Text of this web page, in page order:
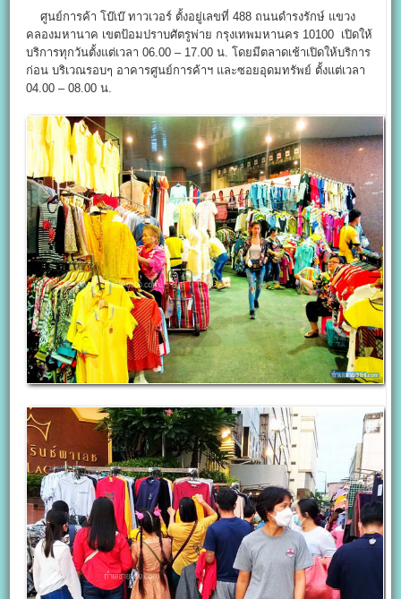
ศูนย์การค้า โบ๊เบ๊ ทาวเวอร์ ตั้งอยู่เลขที่ 488 ถนนดำรงรักษ์ แขวง
คลองมหานาค เขตป้อมปราบศัตรูพ่าย กรุงเทพมหานคร 10100 เปิดให้
บริการทุกวันตั้งแต่เวลา 06.00 – 17.00 น. โดยมีตลาดเช้าเปิดให้บริการ
ก่อน บริเวณรอบๆ อาคารศูนย์การค้าฯ และซอยอุดมทรัพย์ ตั้งแต่เวลา
04.00 – 08.00 น.